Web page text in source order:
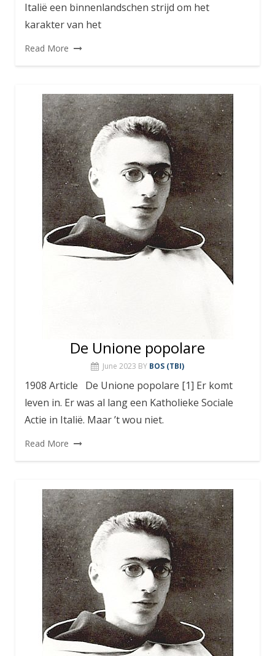
Italië een binnenlandschen strijd om het
karakter van het
Read More
De Unione popolare
June 2023 BY BOS (TBI)
1908 Article De Unione popolare [1] Er komt
leven in. Er was al lang een Katholieke Sociale
Actie in Italië. Maar ’t wou niet.
Read More